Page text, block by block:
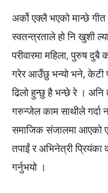
अर्को एक्लै भएको मान्छे
स्वतन्त्रताले हो नि खुशी
परीवारमा महिला, पुरुष
गरेर आउँछु भन्यो भने, केटी
ढिलो हुन्छु है भन्छे रे ।
गरुन्जेल काम साथीले गर्दा
समाजिक संजालमा आएको
तपाईं र अभिनेत्री प्रियंका
गर्नुभयो ।